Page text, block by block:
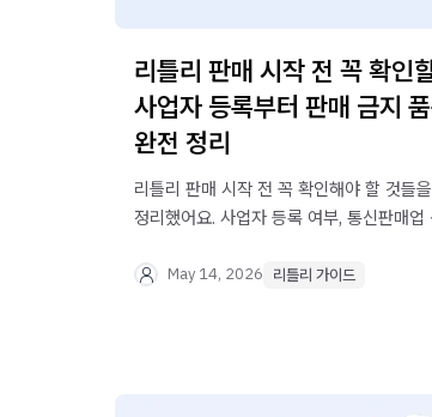
리틀리 판매 시작 전 꼭 확인
사업자 등록부터 판매 금지
완전 정리
리틀리 판매 시작 전 꼭 확인해야 할 것들
정리했어요. 사업자 등록 여부, 통신판매업
May 14, 2026 리틀리 가이드